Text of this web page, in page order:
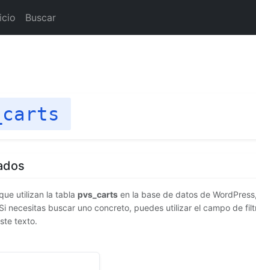
Buscar
utilizan la tabla pvs_carts en la base de datos de
necesitas buscar uno concreto, puedes utilizar el campo de
texto.